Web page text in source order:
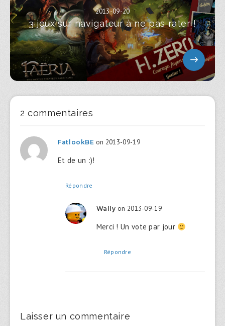
2013-09-20
3 jeux sur navigateur à ne pas rater !
2 commentaires
FatlookBE on 2013-09-19
Et de un :)!
Répondre
Wally on 2013-09-19
Merci ! Un vote par jour
Répondre
Laisser un commentaire